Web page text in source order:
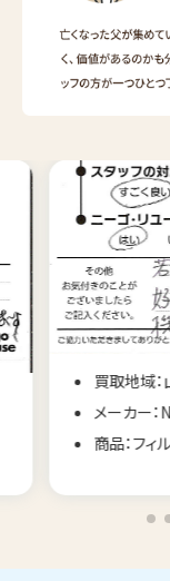
買取地域
メーカー
商品：フィ